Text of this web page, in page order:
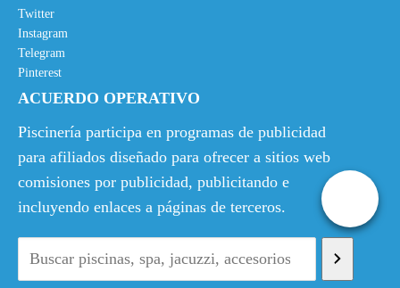
Twitter
Instagram
Telegram
Pinterest
ACUERDO OPERATIVO
Piscinería participa en programas de publicidad
para afiliados diseñado para ofrecer a sitios web
comisiones por publicidad, publicitando e
incluyendo enlaces a páginas de terceros.